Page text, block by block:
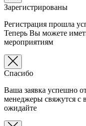
Зарегистрированы
Регистрация прошла
Теперь Вы можете
мероприятиям
Спасибо
Ваша заявка успешно
менеджеры свяжутся с
ожидайте